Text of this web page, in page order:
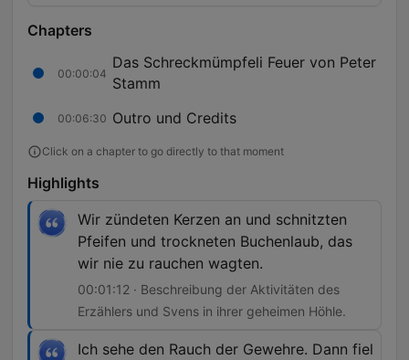
Chapters
00:00:04
Das Schreckmümpfeli Feuer von Peter
Stamm
00:06:30 Outro und Credits
Click on a chapter to go directly to that moment
Highlights
Wir zündeten Kerzen an und schnitzten
Pfeifen und trockneten Buchenlaub, das
wir nie zu rauchen wagten.
00:01:12 · Beschreibung der Aktivitäten des
Erzählers und Svens in ihrer geheimen Höhle.
Ich sehe den Rauch der Gewehre. Dann fiel